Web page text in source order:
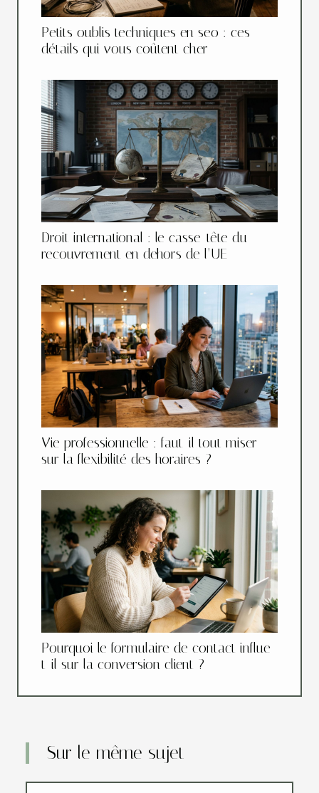
Petits oublis techniques en seo : ces
détails qui vous coûtent cher
Droit international : le casse-tête du
recouvrement en dehors de l’UE
Vie professionnelle : faut-il tout miser
sur la flexibilité des horaires ?
Pourquoi le formulaire de contact influe-
t-il sur la conversion client ?
Sur le même sujet